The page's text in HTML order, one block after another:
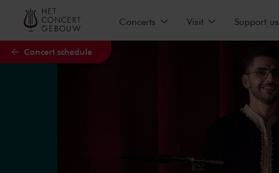
Skip to main content
Concert schedule
Concerts Visit Support us